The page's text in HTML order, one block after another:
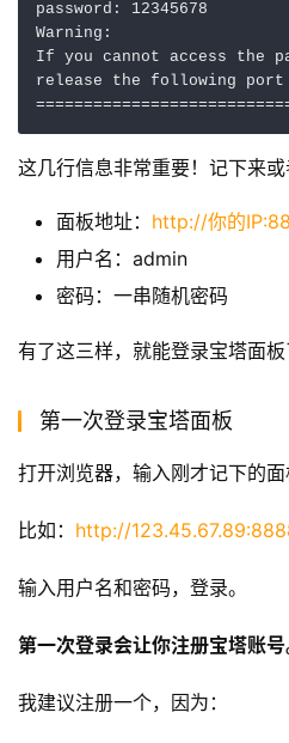
password: 12345678
Warning:
If you cannot access the
release the following port
这几行信息非常重要！记下来或
面板地址： http://你的
用户名：admin
密码：一串随机密码
有了这三样，就能登录宝塔面板
第一次登录宝塔面板
打开浏览器，输入刚才记下的面
比如： http://
输入用户名和密码，登录。
第一次登录会让你注册宝塔账号
我建议注册一个，因为：